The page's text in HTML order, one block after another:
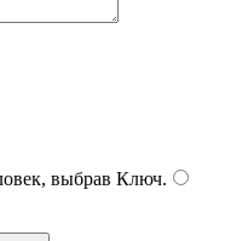
выбрав Ключ.